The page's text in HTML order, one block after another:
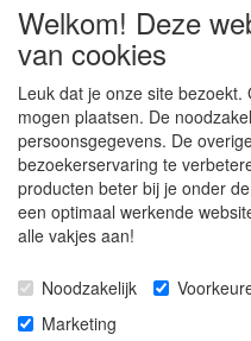
Waar ben je naar op
Winkelwagen
Uw winkelwagen is leeg
Welkom! Deze
van cookies
Leuk dat je onze site
mogen plaatsen. De
persoonsgegevens. De
bezoekerservaring te
producten beter bij je onder
een optimaal werkende
alle vakjes aan!
Noodzakelijk
Marketing